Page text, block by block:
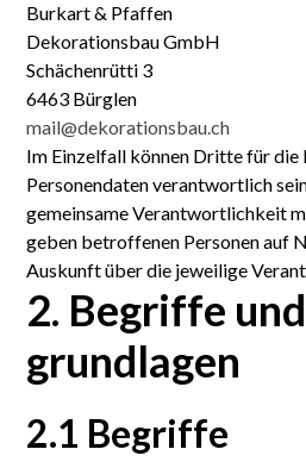
Burkart & Pfaffen
Dekorationsbau GmbH
‍Schächenrütti 3
6463 Bürglen
mail@dekorationsbau.ch
Im Einzel­fall können Dritte für die
Personen­daten verantwortlich
gemeinsame Verant­wortlich­keit
geben betroffenen Personen auf
Auskunft über die jeweilige
2. Begriffe
grundlagen
2.1 Begriffe